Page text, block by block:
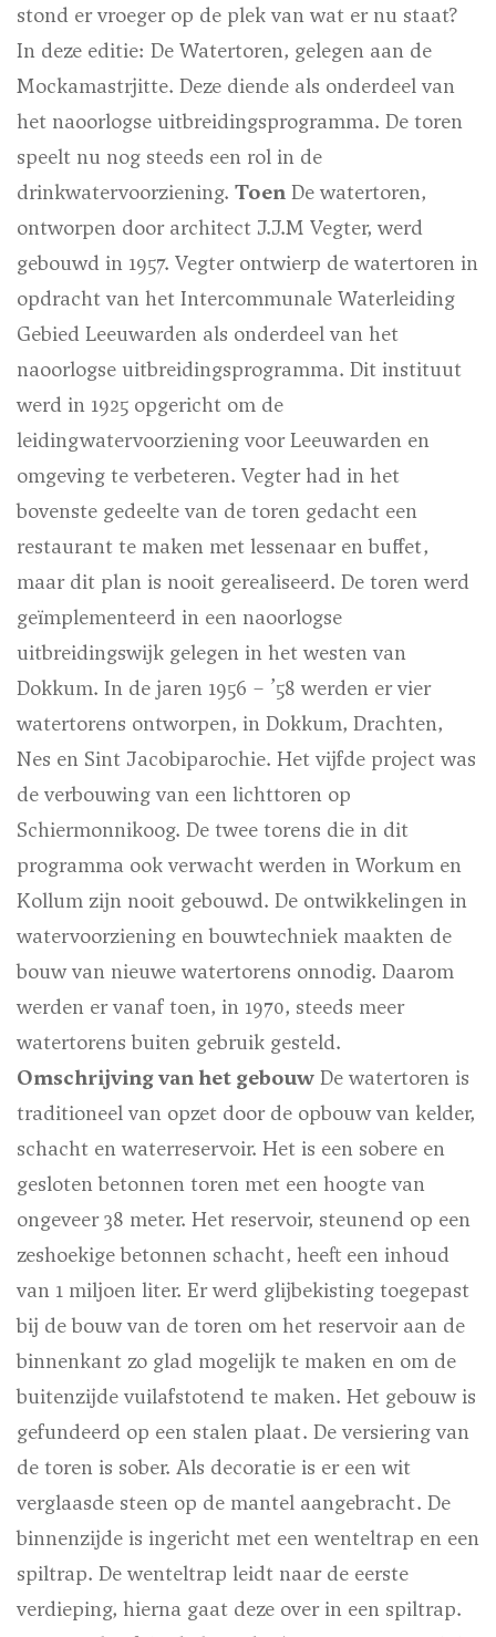
stond er vroeger op de plek van wat er nu staat?
In deze editie: De Watertoren, gelegen aan de
Mockamastrjitte. Deze diende als onderdeel van
het naoorlogse uitbreidingsprogramma. De toren
speelt nu nog steeds een rol in de
drinkwatervoorziening. Toen De watertoren,
ontworpen door architect J.J.M Vegter, werd
gebouwd in 1957. Vegter ontwierp de watertoren in
opdracht van het Intercommunale Waterleiding
Gebied Leeuwarden als onderdeel van het
naoorlogse uitbreidingsprogramma. Dit instituut
werd in 1925 opgericht om de
leidingwatervoorziening voor Leeuwarden en
omgeving te verbeteren. Vegter had in het
bovenste gedeelte van de toren gedacht een
restaurant te maken met lessenaar en buffet,
maar dit plan is nooit gerealiseerd. De toren werd
geïmplementeerd in een naoorlogse
uitbreidingswijk gelegen in het westen van
Dokkum. In de jaren 1956 – ’58 werden er vier
watertorens ontworpen, in Dokkum, Drachten,
Nes en Sint Jacobiparochie. Het vijfde project was
de verbouwing van een lichttoren op
Schiermonnikoog. De twee torens die in dit
programma ook verwacht werden in Workum en
Kollum zijn nooit gebouwd. De ontwikkelingen in
watervoorziening en bouwtechniek maakten de
bouw van nieuwe watertorens onnodig. Daarom
werden er vanaf toen, in 1970, steeds meer
watertorens buiten gebruik gesteld.
Omschrijving van het gebouw De watertoren is
traditioneel van opzet door de opbouw van kelder,
schacht en waterreservoir. Het is een sobere en
gesloten betonnen toren met een hoogte van
ongeveer 38 meter. Het reservoir, steunend op een
zeshoekige betonnen schacht, heeft een inhoud
van 1 miljoen liter. Er werd glijbekisting toegepast
bij de bouw van de toren om het reservoir aan de
binnenkant zo glad mogelijk te maken en om de
buitenzijde vuilafstotend te maken. Het gebouw is
gefundeerd op een stalen plaat. De versiering van
de toren is sober. Als decoratie is er een wit
verglaasde steen op de mantel aangebracht. De
binnenzijde is ingericht met een wenteltrap en een
spiltrap. De wenteltrap leidt naar de eerste
verdieping, hierna gaat deze over in een spiltrap.